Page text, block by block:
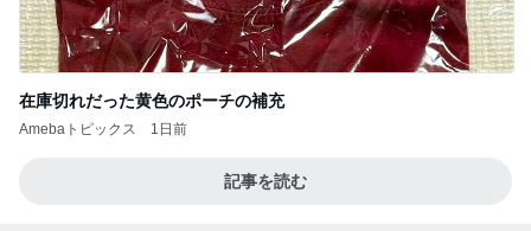
在庫切れだった黄色のポーチの補充
Amebaトピックス 1日前
記事を読む